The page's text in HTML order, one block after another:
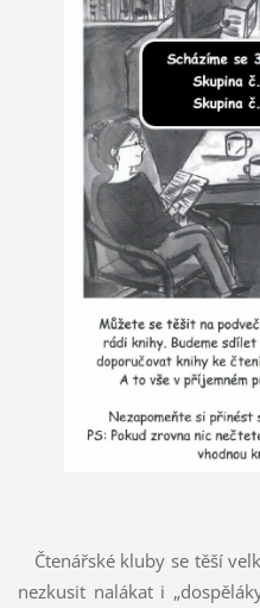
Čtenářské kluby se těší
nezkusit nalákat i